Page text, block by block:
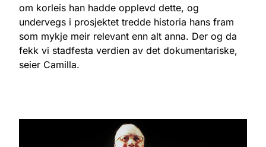
om korleis han hadde opplevd dette, og
undervegs i prosjektet tredde historia hans fram
som mykje meir relevant enn alt anna. Der og da
fekk vi stadfesta verdien av det dokumentariske,
seier Camilla.